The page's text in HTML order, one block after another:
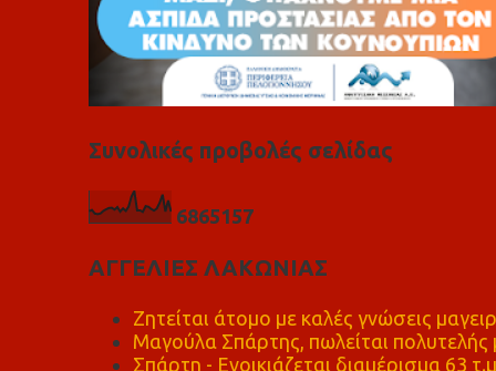
Συνολικές προβολές σελίδας
6865157
ΑΓΓΕΛΙΕΣ ΛΑΚΩΝΙΑΣ
Ζητείται άτομο με καλές γνώσεις
Μαγούλα Σπάρτης, πωλείται πολυτελής
Σπάρτη - Ενοικιάζεται διαμέρισμα 63 τ.μ